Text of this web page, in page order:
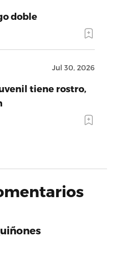
doble
Jul 30, 2026
tiene rostro,